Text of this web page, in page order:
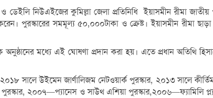
নিউএইজের কুমিল্লা জেলা প্রতিনিধি ইয়াসমীন রীমা জাতীয়
পুরস্কারের সমমূল্য ৫০,০০০টাকা ও ক্রেষ্ট। ইয়াসমীন রীমা ছাড়া
মধ্যে এই ঘোষণা প্রদান করা হয়। এতে প্রধান অতিথি হিসাবে
সালে উইমেন জার্ণালিজম নেটওয়ার্ক পুরস্কার, ২০১৩ সালে
২০০৭—প্যানেস ও সাউথ এশিয়া পুরস্কার,২০০৬—ফ্যামিলি